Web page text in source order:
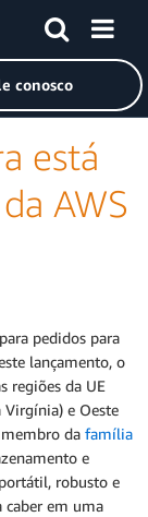
da Amazon Web
conosco
está
AWS
pedidos para
lançamento, o
regiões da UE
Virgínia) e Oeste
da família
e
robusto e
caber em uma